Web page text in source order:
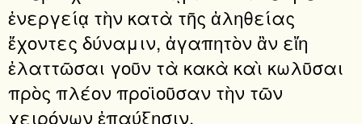
ἐνεργείᾳ τὴν κατὰ τῆς ἀληθείας
ἔχοντες δύναμιν, ἀγαπητὸν ἂν εἴη
ἐλαττῶσαι γοῦν τὰ κακὰ καὶ κωλῦσαι
πρὸς πλέον προϊοῦσαν τὴν τῶν
χειρόνων ἐπαύξησιν.